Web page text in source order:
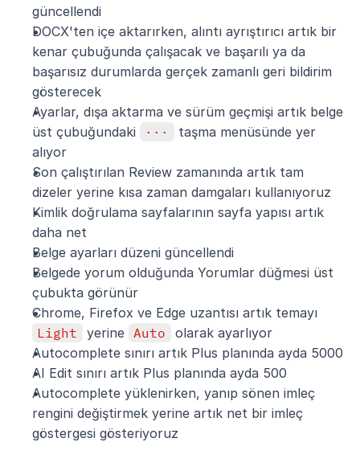
güncellendi
DOCX'ten içe aktarırken, alıntı ayrıştırıcı artık bir
kenar çubuğunda çalışacak ve başarılı ya da
başarısız durumlarda gerçek zamanlı geri bildirim
gösterecek
Ayarlar, dışa aktarma ve sürüm geçmişi artık belge
üst çubuğundaki
···
taşma menüsünde yer
alıyor
Son çalıştırılan Review zamanında artık tam
dizeler yerine kısa zaman damgaları kullanıyoruz
Kimlik doğrulama sayfalarının sayfa yapısı artık
daha net
Belge ayarları düzeni güncellendi
Belgede yorum olduğunda Yorumlar düğmesi üst
çubukta görünür
Light
yerine Auto
olarak ayarlıyor
Autocomplete sınırı artık Plus planında ayda 5000
AI Edit sınırı artık Plus planında ayda 500
Autocomplete yüklenirken, yanıp sönen imleç
rengini değiştirmek yerine artık net bir imleç
göstergesi gösteriyoruz